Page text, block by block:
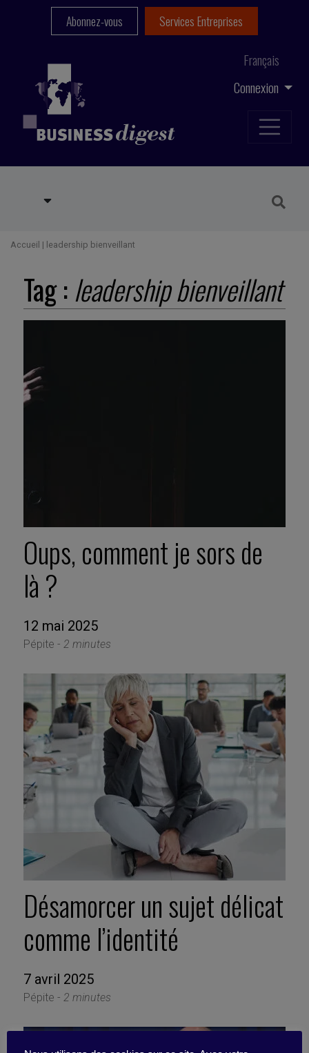
Connexion
Français
Abonnez-vous Services Entreprises
Accueil | leadership bienveillant
Tag :leadership bienveillant
Oups, comment je sors de
là ?
12 mai 2025
Pépite - 2 minutes
Désamorcer un sujet délicat
comme l’identité
7 avril 2025
Pépite - 2 minutes